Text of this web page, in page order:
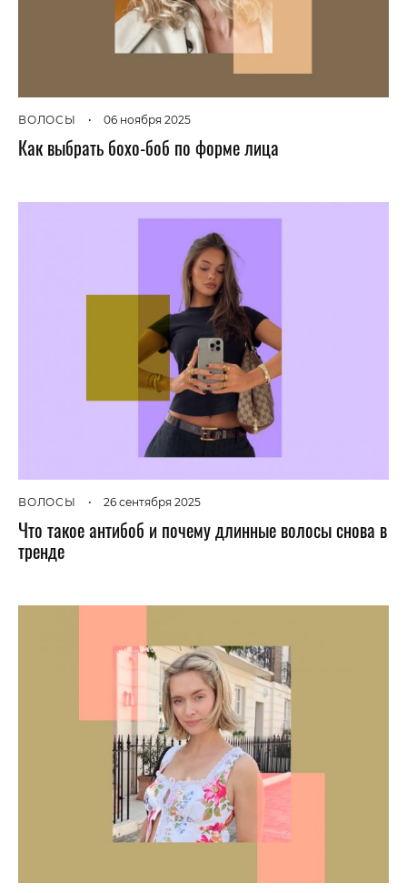
ВОЛОСЫ • 06 ноября 2025
Как выбрать бохо-боб по форме лица
ВОЛОСЫ • 26 сентября 2025
Что такое антибоб и почему длинные волосы снова в
тренде